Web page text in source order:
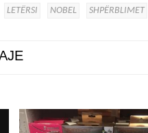
LETËRSI NOBEL SHPËRBLIMET